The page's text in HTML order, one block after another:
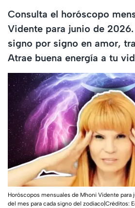
Consulta el horóscopo
Vidente para junio de
signo por signo en amor,
Atrae buena energía a tu
Horóscopos mensuales de Mhoni Vidente
del mes para cada signo del zodiaco|Créditos: